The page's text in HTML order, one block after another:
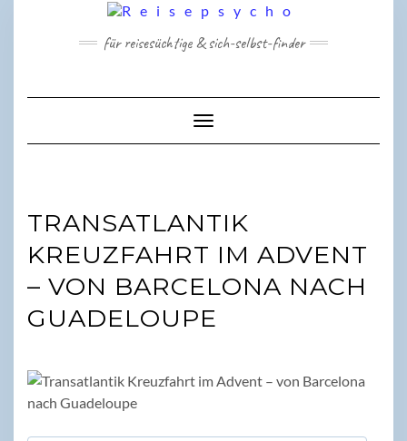
für reisesüchtige & sich-selbst-finder
Toggle Navigation
TRANSATLANTIK
KREUZFAHRT IM ADVENT
– VON BARCELONA NACH
GUADELOUPE